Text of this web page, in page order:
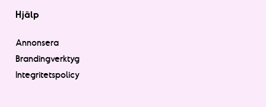
Hjälp
Annonsera
Brandingverktyg
Integritetspolicy